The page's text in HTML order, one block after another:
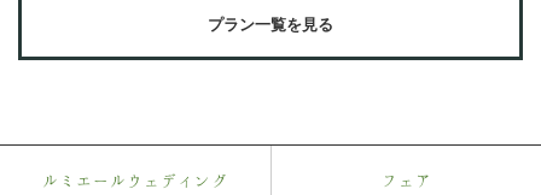
プラン一覧を見る
ルミエールウェディング フェア